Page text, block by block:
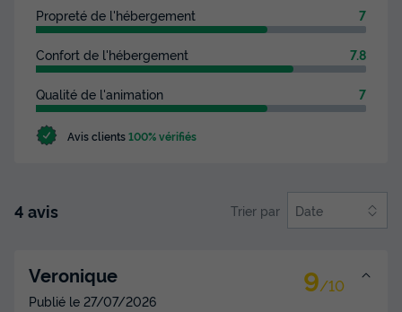
Propreté de l'hébergement 7
Confort de l'hébergement 7.8
Qualité de l'animation 7
Avis clients100% vérifiés
4 avis Trier par Date
Veronique 9/10
Publié le 27/07/2026